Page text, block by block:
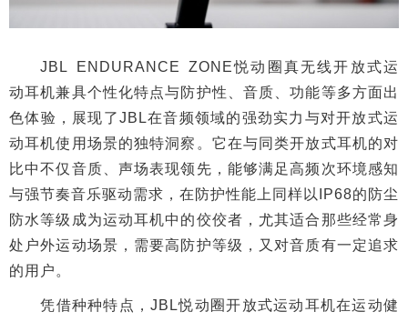
JBL ENDURANCE ZONE悦动圈真无线开放式运
动耳机兼具个性化特点与防护性、音质、功能等多方面出
色体验，展现了JBL在音频领域的强劲实力与对开放式运
动耳机使用场景的独特洞察。它在与同类开放式耳机的对
比中不仅音质、声场表现领先，能够满足高频次环境感知
与强节奏音乐驱动需求，在防护性能上同样以IP68的防尘
防水等级成为运动耳机中的佼佼者，尤其适合那些经常身
处户外运动场景，需要高防护等级，又对音质有一定追求
的用户。
凭借种种特点，JBL悦动圈开放式运动耳机在运动健